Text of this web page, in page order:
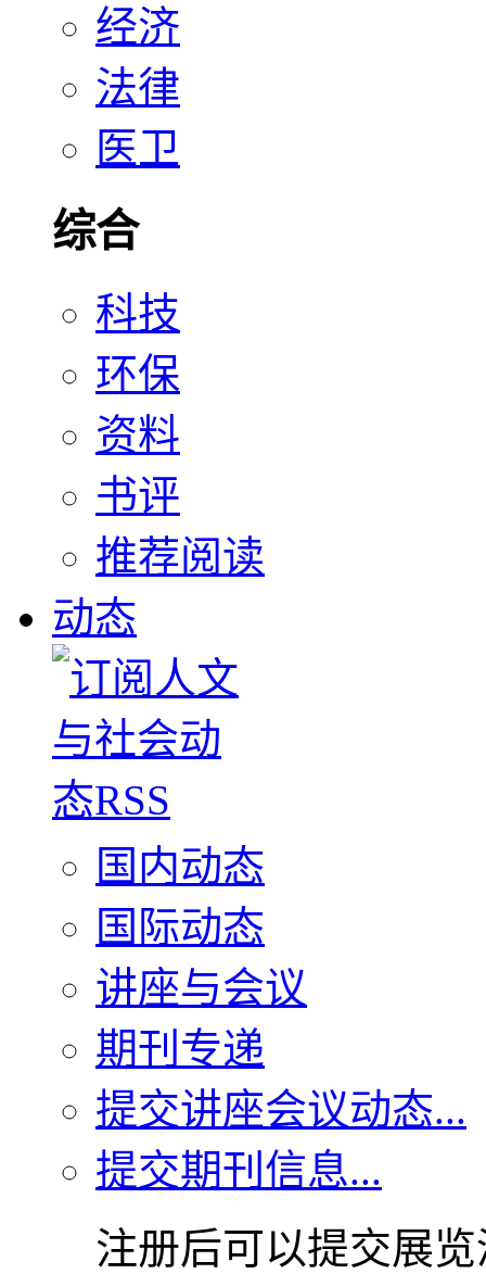
经济
法律
医卫
综合
科技
环保
资料
书评
推荐阅读
动态
国内动态
国际动态
讲座与会议
期刊专递
提交讲座会议动态...
提交期刊信息...
注册后可以提交展